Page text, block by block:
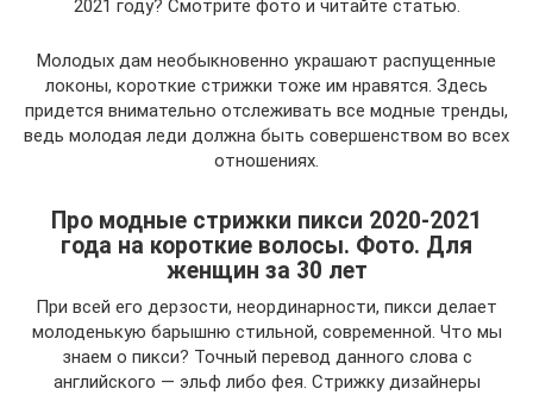
2021 году? Смотрите фото и читайте статью.
Молодых дам необыкновенно украшают распущенные
локоны, короткие стрижки тоже им нравятся. Здесь
придется внимательно отслеживать все модные тренды,
ведь молодая леди должна быть совершенством во всех
отношениях.
Про модные стрижки пикси 2020-2021
года на короткие волосы. Фото. Для
женщин за 30 лет
При всей его дерзости, неординарности, пикси делает
молоденькую барышню стильной, современной. Что мы
знаем о пикси? Точный перевод данного слова с
английского — эльф либо фея. Стрижку дизайнеры